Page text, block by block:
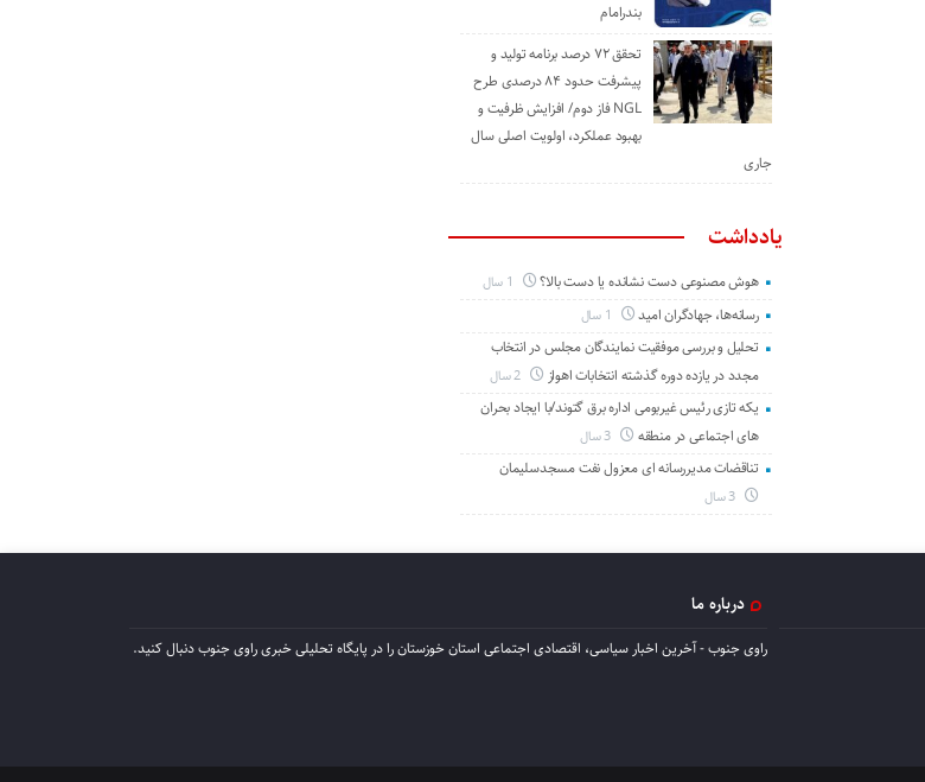
بندرامام
تحقق ۷۲ درصد برنامه تولید و
پیشرفت حدود ۸۴ درصدی طرح
NGL فاز دوم/ افزایش ظرفیت و
بهبود عملکرد، اولویت اصلی سال
جاری
یادداشت
هوش مصنوعی دست نشانده یا دست بالا؟
رسانه‌ها، جهادگران امید
تحلیل و بررسی موفقیت نمایندگان مجلس در انتخاب
مجدد در یازده دوره گذشته انتخابات اهواز
یکه تازی رئیس غیربومی اداره برق گتوند/با ایجاد بحران
های اجتماعی در منطقه
تناقضات مدیررسانه ای معزول نفت مسجدسلیمان
درباره ما
راوی جنوب - آخرین اخبار سیاسی، اقتصادی اجتماعی استان خوزستان را در پایگاه تحلیلی خبری راوی جنوب دنبال کنید.